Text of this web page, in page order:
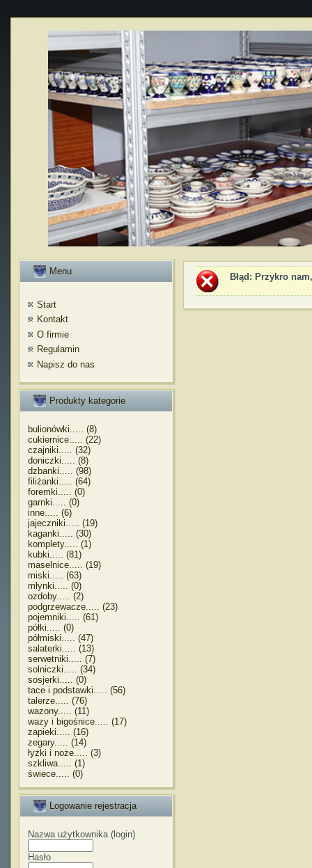
Menu
Start
Kontakt
O firmie
Regulamin
Napisz do nas
Produkty kategorie
bulionówki..... (8)
cukiernice..... (22)
czajniki..... (32)
doniczki..... (8)
dzbanki..... (98)
filiżanki..... (64)
foremki..... (0)
garnki..... (0)
inne..... (6)
jajeczniki..... (19)
kaganki..... (30)
komplety..... (1)
kubki..... (81)
maselnice..... (19)
miski..... (63)
młynki..... (0)
ozdoby..... (2)
podgrzewacze..... (23)
pojemniki..... (61)
półki..... (0)
półmiski..... (47)
salaterki..... (13)
serwetniki..... (7)
solniczki..... (34)
sosjerki..... (0)
tace i podstawki..... (56)
talerze..... (76)
wazony..... (11)
wazy i bigośnice..... (17)
zapieki..... (16)
zegary..... (14)
łyżki i noże..... (3)
szkliwa..... (1)
świece..... (0)
Logowanie rejestracja
Nazwa użytkownika (login)
Hasło
Błąd : Przykro